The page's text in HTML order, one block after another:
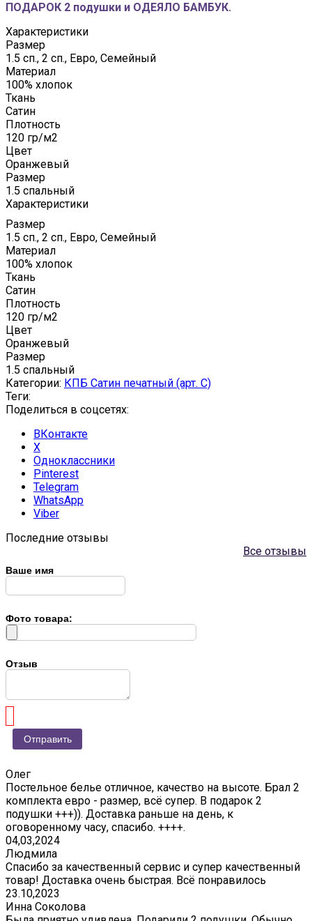
ПОДАРОК 2 подушки и ОДЕЯЛО БАМБУК.
Характеристики
Размер
1.5 сп., 2 сп., Евро, Семейный
Материал
100% хлопок
Ткань
Сатин
Плотность
120 гр/м2
Цвет
Оранжевый
Размер
1.5 спальный
Характеристики
Размер
1.5 сп., 2 сп., Евро, Семейный
Материал
100% хлопок
Ткань
Сатин
Плотность
120 гр/м2
Цвет
Оранжевый
Размер
1.5 спальный
Категории: КПБ Сатин печатный (арт. С)
Теги:
Поделиться в соцсетях:
ВКонтакте
X
Одноклассники
Pinterest
Telegram
WhatsApp
Viber
Последние отзывы
Все отзывы
Ваше имя
Фото товара:
Отзыв
Олег
Постельное белье отличное, качество на высоте. Брал 2
комплекта евро - размер, всё супер. В подарок 2
подушки +++)). Доставка раньше на день, к
оговоренному часу, спасибо. ++++.
04,03,2024
Людмила
Спасибо за качественный сервис и супер качественный
товар! Доставка очень быстрая. Всё понравилось
23.10,2023
Инна Соколова